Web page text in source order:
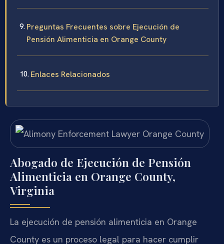
Preguntas Frecuentes sobre Ejecución de
Pensión Alimenticia en Orange County
Enlaces Relacionados
Abogado de Ejecución de Pensión
Alimenticia en Orange County,
Virginia
La ejecución de pensión alimenticia en Orange
County es un proceso legal para hacer cumplir